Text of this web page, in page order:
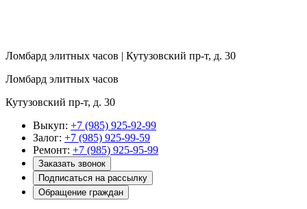
Ломбард элитных часов | Кутузовский пр-т, д. 30
Ломбард элитных часов
Кутузовский пр-т, д. 30
Выкуп: +7 (985) 925-92-99
Залог: +7 (985) 925-99-59
Ремонт: +7 (985) 925-95-99
Заказать звонок
Подписаться на рассылку
Обращение граждан